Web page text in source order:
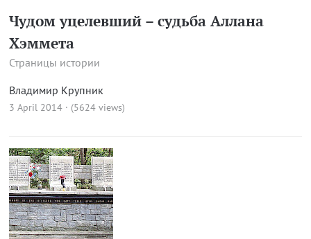
Чудом уцелевший – судьба Аллана
Хэммета
Страницы истории
Владимир Крупник
3 April 2014 · (5624 views)